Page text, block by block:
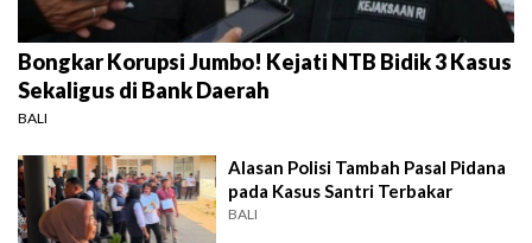
Bongkar Korupsi Jumbo! Kejati NTB Bidik 3 Kasus
Sekaligus di Bank Daerah
BALI
Alasan Polisi Tambah Pasal Pidana
pada Kasus Santri Terbakar
BALI